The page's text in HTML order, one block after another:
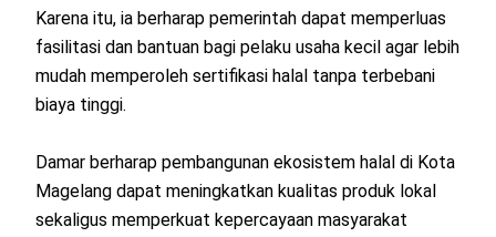
Karena itu, ia berharap pemerintah dapat memperluas
fasilitasi dan bantuan bagi pelaku usaha kecil agar lebih
mudah memperoleh sertifikasi halal tanpa terbebani
biaya tinggi.
Damar berharap pembangunan ekosistem halal di Kota
Magelang dapat meningkatkan kualitas produk lokal
sekaligus memperkuat kepercayaan masyarakat